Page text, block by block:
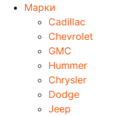
Марки
Cadillac
Chevrolet
GMC
Hummer
Chrysler
Dodge
Jeep